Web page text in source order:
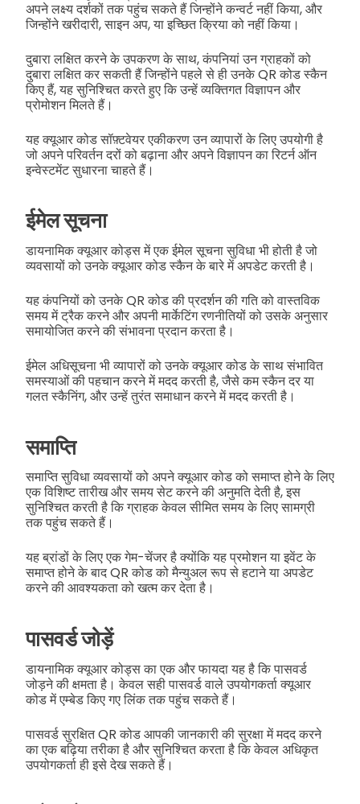
अपने लक्ष्य दर्शकों तक पहुंच सकते हैं जिन्होंने कन्वर्ट नहीं किया, और
जिन्होंने खरीदारी, साइन अप, या इच्छित क्रिया को नहीं किया।
दुबारा लक्षित करने के उपकरण के साथ, कंपनियां उन ग्राहकों को
दुबारा लक्षित कर सकती हैं जिन्होंने पहले से ही उनके QR कोड स्कैन
किए हैं, यह सुनिश्चित करते हुए कि उन्हें व्यक्तिगत विज्ञापन और
प्रोमोशन मिलते हैं।
यह क्यूआर कोड सॉफ़्टवेयर एकीकरण उन व्यापारों के लिए उपयोगी है
जो अपने परिवर्तन दरों को बढ़ाना और अपने विज्ञापन का रिटर्न ऑन
इन्वेस्टमेंट सुधारना चाहते हैं।
ईमेल सूचना
डायनामिक क्यूआर कोड्स में एक ईमेल सूचना सुविधा भी होती है जो
व्यवसायों को उनके क्यूआर कोड स्कैन के बारे में अपडेट करती है।
यह कंपनियों को उनके QR कोड की प्रदर्शन की गति को वास्तविक
समय में ट्रैक करने और अपनी मार्केटिंग रणनीतियों को उसके अनुसार
समायोजित करने की संभावना प्रदान करता है।
ईमेल अधिसूचना भी व्यापारों को उनके क्यूआर कोड के साथ संभावित
समस्याओं की पहचान करने में मदद करती है, जैसे कम स्कैन दर या
गलत स्कैनिंग, और उन्हें तुरंत समाधान करने में मदद करती है।
समाप्ति
समाप्ति सुविधा व्यवसायों को अपने क्यूआर कोड को समाप्त होने के लिए
एक विशिष्ट तारीख और समय सेट करने की अनुमति देती है, इस
सुनिश्चित करती है कि ग्राहक केवल सीमित समय के लिए सामग्री
तक पहुंच सकते हैं।
यह ब्रांडों के लिए एक गेम-चेंजर है क्योंकि यह प्रमोशन या इवेंट के
समाप्त होने के बाद QR कोड को मैन्युअल रूप से हटाने या अपडेट
करने की आवश्यकता को खत्म कर देता है।
पासवर्ड जोड़ें
डायनामिक क्यूआर कोड्स का एक और फायदा यह है कि पासवर्ड
जोड़ने की क्षमता है। केवल सही पासवर्ड वाले उपयोगकर्ता क्यूआर
कोड में एम्बेड किए गए लिंक तक पहुंच सकते हैं।
पासवर्ड सुरक्षित QR कोड आपकी जानकारी की सुरक्षा में मदद करने
का एक बढ़िया तरीका है और सुनिश्चित करता है कि केवल अधिकृत
उपयोगकर्ता ही इसे देख सकते हैं।